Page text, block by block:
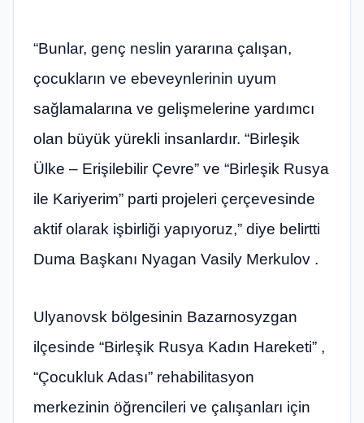
“Bunlar, genç neslin yararına çalışan,
çocukların ve ebeveynlerinin uyum
sağlamalarına ve gelişmelerine yardımcı
olan büyük yürekli insanlardır. “Birleşik
Ülke – Erişilebilir Çevre” ve “Birleşik Rusya
ile Kariyerim” parti projeleri çerçevesinde
aktif olarak işbirliği yapıyoruz,” diye belirtti
Duma Başkanı Nyagan Vasily Merkulov .
Ulyanovsk bölgesinin Bazarnosyzgan
ilçesinde “Birleşik Rusya Kadın Hareketi” ,
“Çocukluk Adası” rehabilitasyon
merkezinin öğrencileri ve çalışanları için